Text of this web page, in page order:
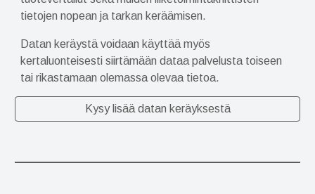
tietojen nopean ja tarkan keräämisen.
Datan keräystä voidaan käyttää myös
kertaluonteisesti siirtämään dataa palvelusta toiseen
tai rikastamaan olemassa olevaa tietoa.
Kysy lisää datan keräyksestä